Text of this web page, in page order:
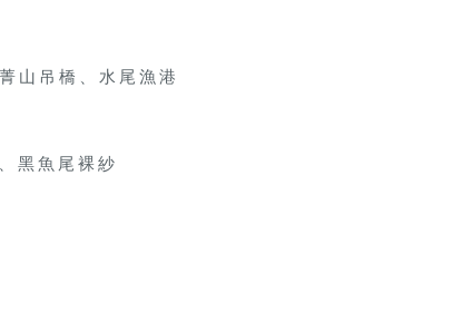
山吊橋、水尾漁港
黑魚尾裸紗